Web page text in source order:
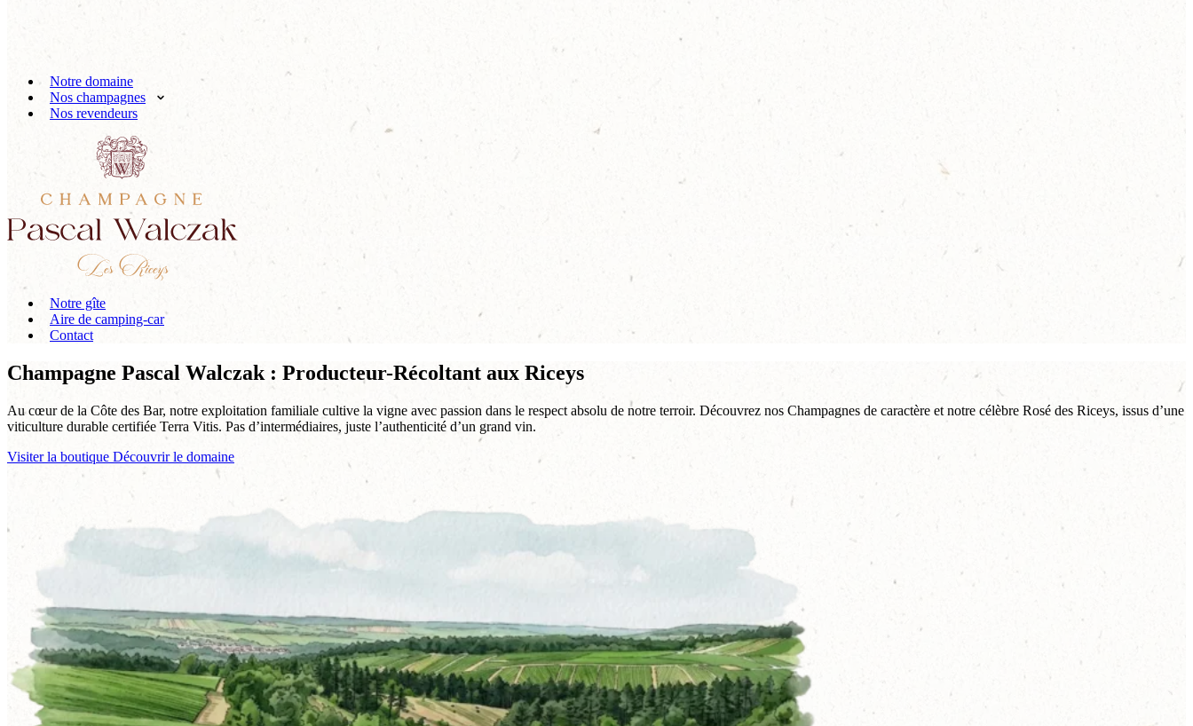
Notre domaine
Nos champagnes
Nos revendeurs
Notre gîte
Aire de camping-car
Contact
Champagne Pascal Walczak : Producteur-Récoltant aux Riceys
Au cœur de la Côte des Bar, notre exploitation familiale cultive la vigne avec passion dans le respect absolu de notre terroir. Découvrez nos Champagnes de caractère et notre célèbre Rosé des Riceys, issus d’une
viticulture durable certifiée Terra Vitis. Pas d’intermédiaires, juste l’authenticité d’un grand vin.
Visiter la boutique Découvrir le domaine